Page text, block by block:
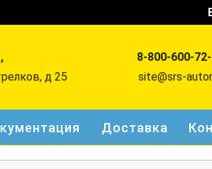
д 25
8-800-600-
site@srs-
Доставка